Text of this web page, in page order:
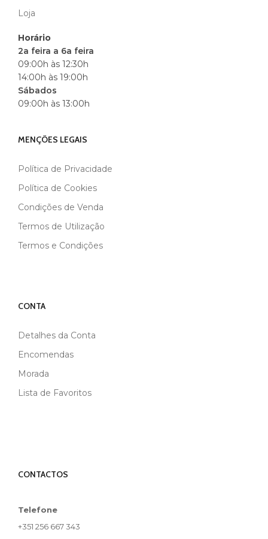
Loja
Horário
2a feira a 6a feira
09:00h às 12:30h
14:00h às 19:00h
Sábados
09:00h às 13:00h
MENÇÕES LEGAIS
Política de Privacidade
Política de Cookies
Condições de Venda
Termos de Utilização
Termos e Condições
CONTA
Detalhes da Conta
Encomendas
Morada
Lista de Favoritos
CONTACTOS
Telefone
+351 256 667 343